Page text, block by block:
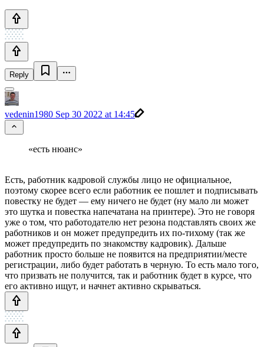
Reply
vedenin1980 Sep 30 2022 at 14:45
«есть нюанс»
Есть, работник кадровой службы лицо не официальное,
поэтому скорее всего если работник ее пошлет и подписывать
повестку не будет — ему ничего не будет (ну мало ли может
это шутка и повестка напечатана на принтере). Это не говоря
уже о том, что работодателю нет резона подставлять своих же
работников и он может предупредить их по-тихому (так же
может предупредить по знакомству кадровик). Дальше
работник просто больше не появится на предприятии/месте
регистрации, либо будет работать в черную. То есть мало того,
что призвать не получится, так и работник будет в курсе, что
его активно ищут, и начнет активно скрываться.